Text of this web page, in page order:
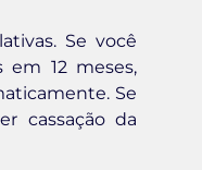
Se você
12 meses,
Se
cassação da